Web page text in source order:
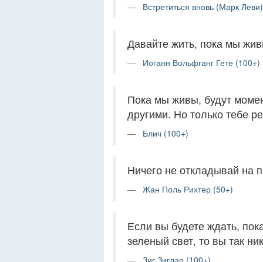
Встретиться вновь (Марк
Давайте жить, пока мы
Иоганн Вольфганг Гете (100+)
Пока мы живы, будут
другими. Но только тебе
Блич (100+)
Ничего не откладывай на
Жан Поль Рихтер (50+)
Если вы будете ждать,
зеленый свет, то вы так
Зиг Зиглар (100+)